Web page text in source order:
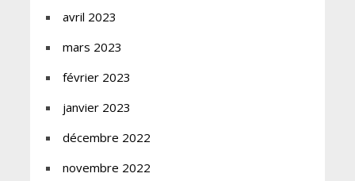
avril 2023
mars 2023
février 2023
janvier 2023
décembre 2022
novembre 2022